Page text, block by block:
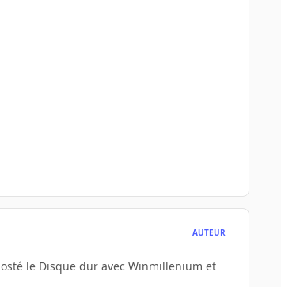
AUTEUR
le Disque dur avec Winmillenium et